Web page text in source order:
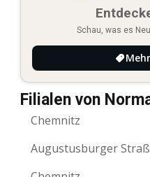
Schau, was es
Filialen von
Chemnitz
Augustusburger